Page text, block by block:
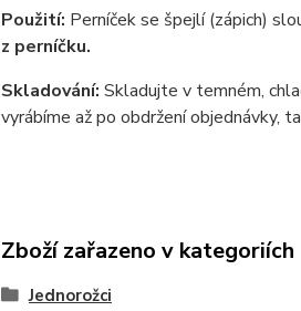
Použití: Perníček se špejlí (zápich)
z perníčku.
Skladování: Skladujte v temném,
vyrábíme až po obdržení objednávky,
Zboží zařazeno v kategoriích
Jednorožci